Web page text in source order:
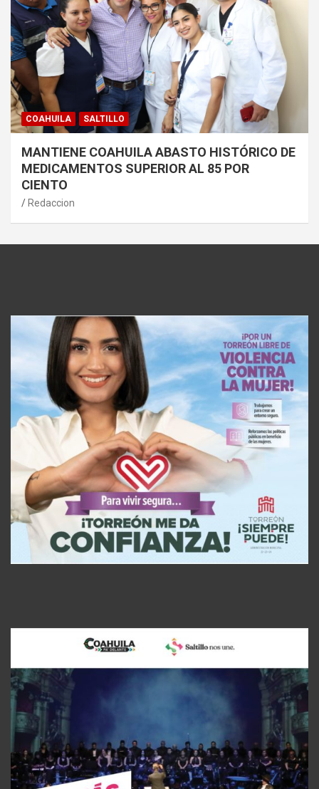
COAHUILA SALTILLO
MANTIENE COAHUILA ABASTO HISTÓRICO DE
MEDICAMENTOS SUPERIOR AL 85 POR
CIENTO
Redaccion